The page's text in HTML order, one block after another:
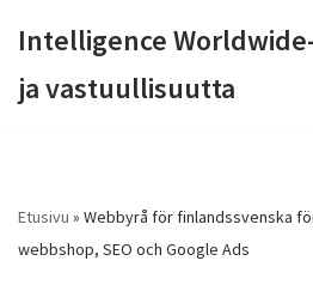
suoraan
Intelligence
ja vastuullisuutta
Etusivu » Webbyrå för finlandssvenska
webbshop, SEO och Google Ads